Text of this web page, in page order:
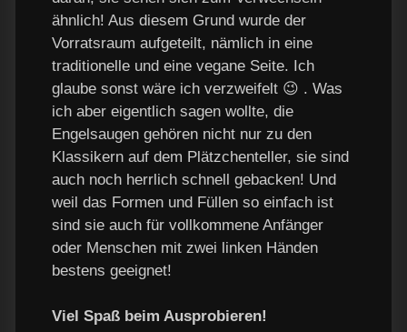
ähnlich! Aus diesem Grund wurde der
Vorratsraum aufgeteilt, nämlich in eine
traditionelle und eine vegane Seite. Ich
glaube sonst wäre ich verzweifelt 😉 . Was
ich aber eigentlich sagen wollte, die
Engelsaugen gehören nicht nur zu den
Klassikern auf dem Plätzchenteller, sie sind
auch noch herrlich schnell gebacken! Und
weil das Formen und Füllen so einfach ist
sind sie auch für vollkommene Anfänger
oder Menschen mit zwei linken Händen
bestens geeignet!
Viel Spaß beim Ausprobieren!